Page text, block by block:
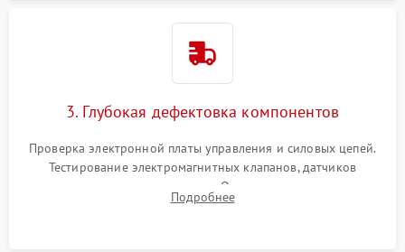
3. Глубокая дефектовка компонентов
Проверка электронной платы управления и силовых цепей.
Тестирование электромагнитных клапанов, датчиков
температуры и расходомера. Оценка степени износа
жерновов кофемолки, уплотнительных колец гидросистемы
Подробнее